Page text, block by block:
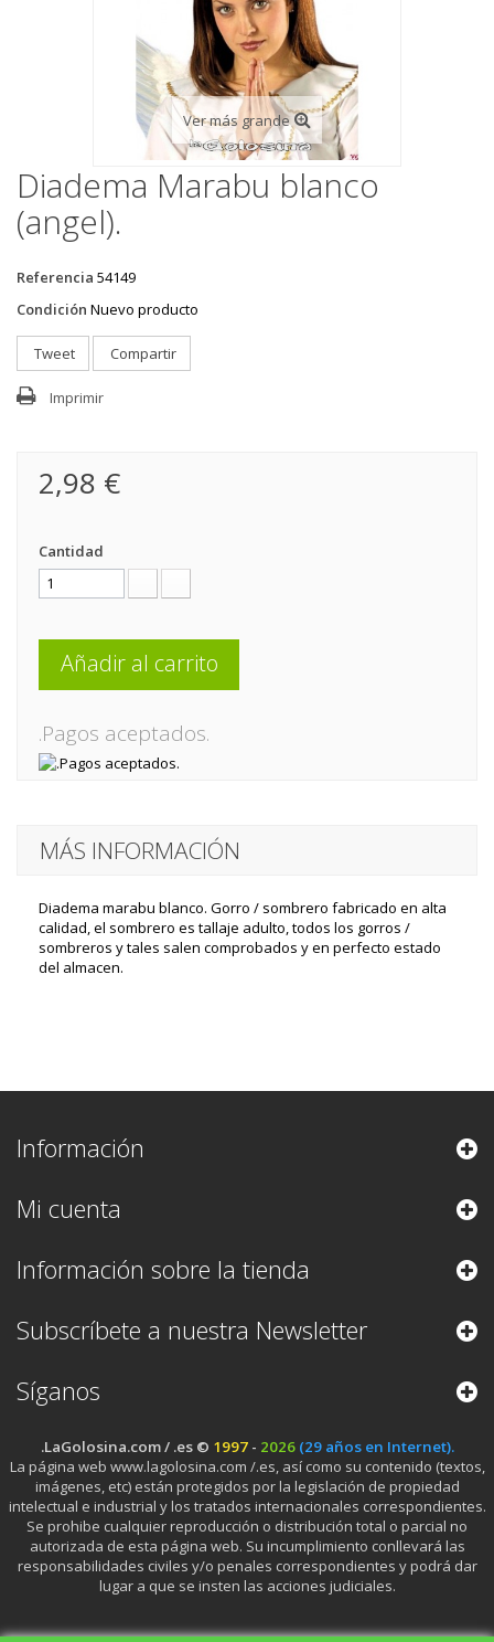
Ver más grande
Diadema Marabu blanco
(angel).
Referencia 54149
Condición Nuevo producto
Tweet Compartir
Imprimir
2,98 €
Cantidad
Añadir al carrito
.Pagos aceptados.
MÁS INFORMACIÓN
Diadema marabu blanco. Gorro / sombrero fabricado en alta
calidad, el sombrero es tallaje adulto, todos los gorros /
sombreros y tales salen comprobados y en perfecto estado
del almacen.
Información
Mi cuenta
Información sobre la tienda
Subscríbete a nuestra Newsletter
Síganos
.LaGolosina.com / .es © 1997- 2026 (29 años en Internet).
La página web www.lagolosina.com /.es, así como su contenido (textos,
imágenes, etc) están protegidos por la legislación de propiedad
intelectual e industrial y los tratados internacionales correspondientes.
Se prohibe cualquier reproducción o distribución total o parcial no
autorizada de esta página web. Su incumplimiento conllevará las
responsabilidades civiles y/o penales correspondientes y podrá dar
lugar a que se insten las acciones judiciales.